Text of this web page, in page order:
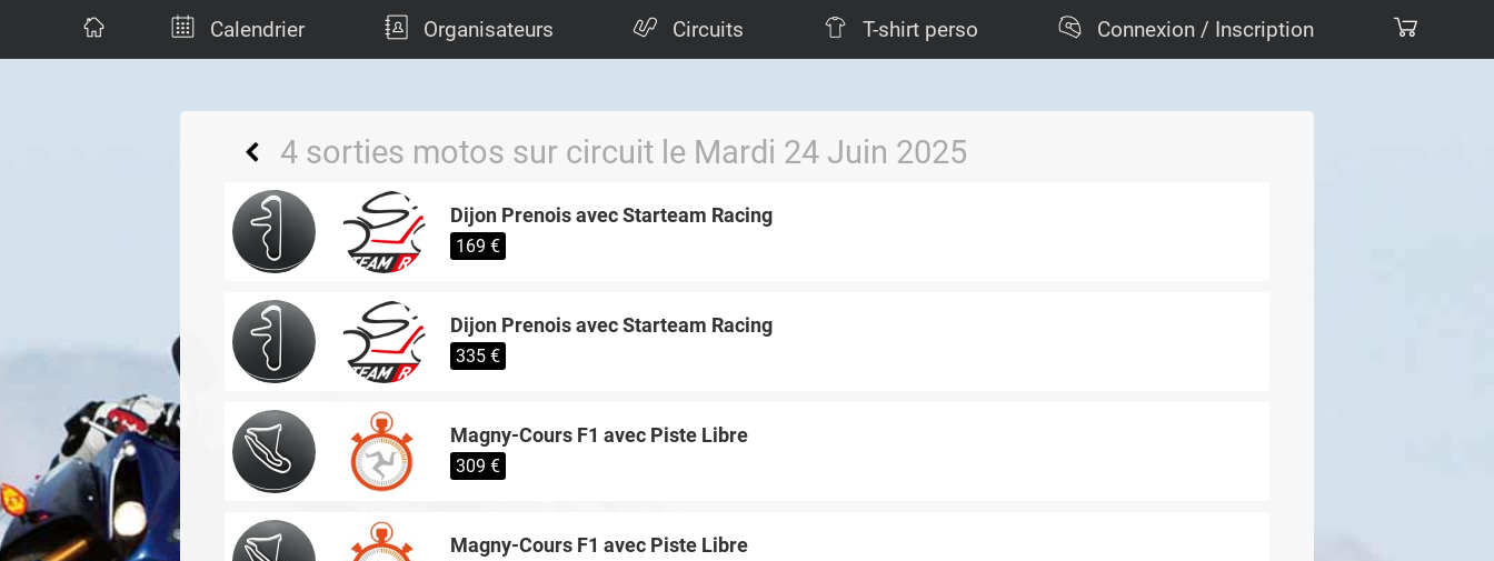
Calendrier Organisateurs Circuits T-shirt perso Connexion / Inscription
4 sorties motos sur circuit le Mardi 24 Juin 2025
Dijon Prenois avec Starteam Racing
169 €
Dijon Prenois avec Starteam Racing
335 €
Magny-Cours F1 avec Piste Libre
309 €
Magny-Cours F1 avec Piste Libre